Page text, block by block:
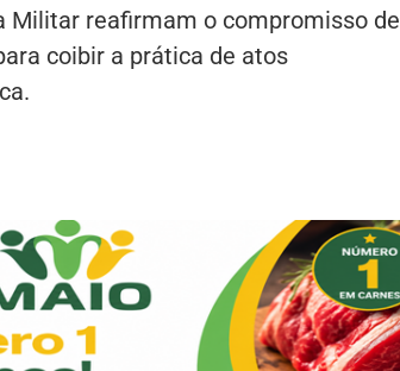
Militar reafirmam o compromisso de
coibir a prática de atos